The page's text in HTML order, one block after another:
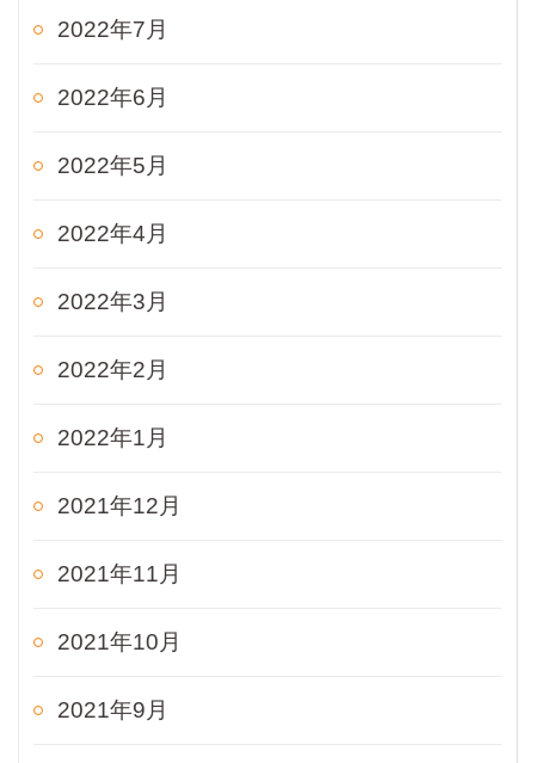
2022年7月
2022年6月
2022年5月
2022年4月
2022年3月
2022年2月
2022年1月
2021年12月
2021年11月
2021年10月
2021年9月